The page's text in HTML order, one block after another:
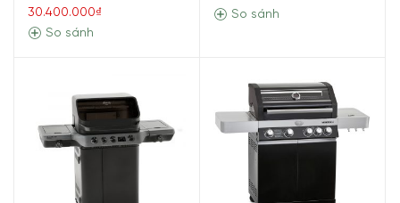
30.400.000₫
So sánh
So sánh